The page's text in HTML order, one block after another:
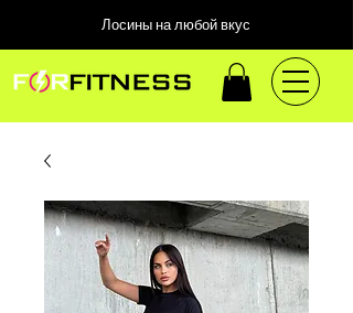
Лосины на любой вкус